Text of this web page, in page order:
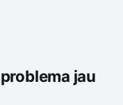
jau